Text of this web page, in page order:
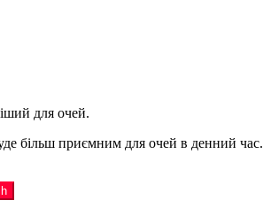
для очей.
більш приємним для очей в денний час.